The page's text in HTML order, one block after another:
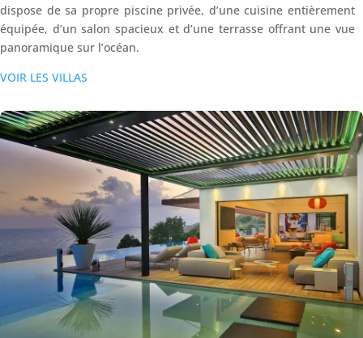
dispose de sa propre piscine privée, d’une cuisine entièrement
équipée, d’un salon spacieux et d’une terrasse offrant une vue
panoramique sur l’océan.
VOIR LES VILLAS